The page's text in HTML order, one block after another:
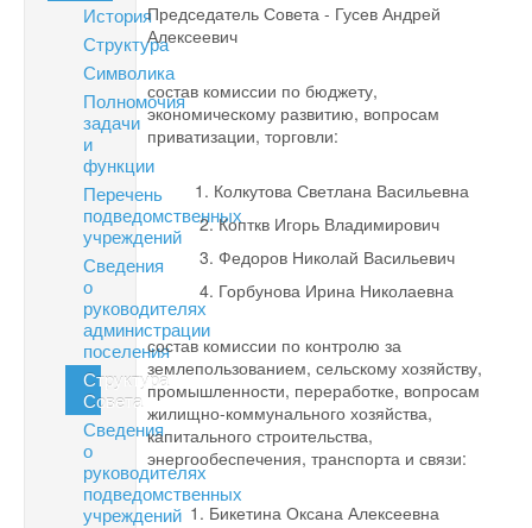
История
Структура
Символика
Полномочия
задачи
и
функции
Перечень
подведомственных
учреждений
Сведения
о
руководителях
администрации
поселения
Структура
Совета
Сведения
о
руководителях
подведомственных
учреждений
Председатель Совета - Гусев Андрей
Алексеевич
состав комиссии по бюджету,
экономическому развитию, вопросам
приватизации, торговли:
1. Колкутова Светлана Васильевна
2. Копткв Игорь Владимирович
3. Федоров Николай Васильевич
4. Горбунова Ирина Николаевна
состав комиссии по контролю за
землепользованием, сельскому хозяйству,
промышленности, переработке, вопросам
жилищно-коммунального хозяйства,
капитального строительства,
энергообеспечения, транспорта и связи:
1. Бикетина Оксана Алексеевна